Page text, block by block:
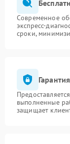
Современное
экспресс-
сроки,
выполненные
защищает